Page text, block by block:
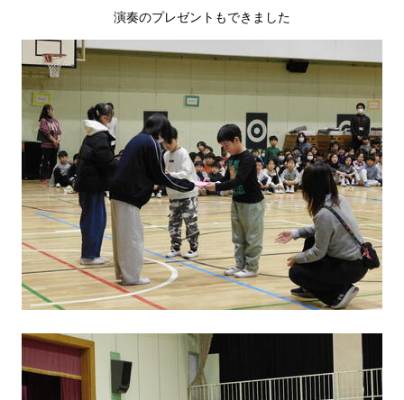
演奏のプレゼントもできました